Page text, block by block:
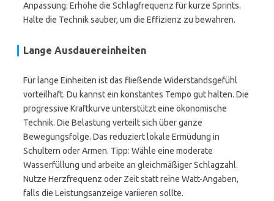
Anpassung: Erhöhe die Schlagfrequenz für kurze Sprints.
Halte die Technik sauber, um die Effizienz zu bewahren.
Lange Ausdauereinheiten
Für lange Einheiten ist das fließende Widerstandsgefühl
vorteilhaft. Du kannst ein konstantes Tempo gut halten. Die
progressive Kraftkurve unterstützt eine ökonomische
Technik. Die Belastung verteilt sich über ganze
Bewegungsfolge. Das reduziert lokale Ermüdung in
Schultern oder Armen. Tipp: Wähle eine moderate
Wasserfüllung und arbeite an gleichmäßiger Schlagzahl.
Nutze Herzfrequenz oder Zeit statt reine Watt-Angaben,
falls die Leistungsanzeige variieren sollte.